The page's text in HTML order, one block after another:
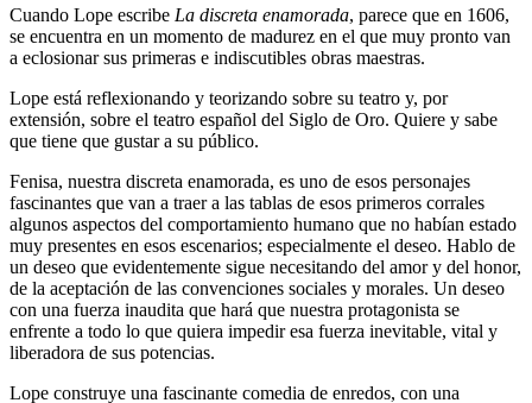
Cuando Lope escribe La discreta enamorada, parece que en 1606,
se encuentra en un momento de madurez en el que muy pronto van
a eclosionar sus primeras e indiscutibles obras maestras.
Lope está reflexionando y teorizando sobre su teatro y, por
extensión, sobre el teatro español del Siglo de Oro. Quiere y sabe
que tiene que gustar a su público.
Fenisa, nuestra discreta enamorada, es uno de esos personajes
fascinantes que van a traer a las tablas de esos primeros corrales
algunos aspectos del comportamiento humano que no habían estado
muy presentes en esos escenarios; especialmente el deseo. Hablo de
un deseo que evidentemente sigue necesitando del amor y del honor,
de la aceptación de las convenciones sociales y morales. Un deseo
con una fuerza inaudita que hará que nuestra protagonista se
enfrente a todo lo que quiera impedir esa fuerza inevitable, vital y
liberadora de sus potencias.
Lope construye una fascinante comedia de enredos, con una